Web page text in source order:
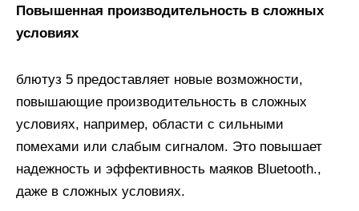
Повышенная производительность в сложных
условиях
блютуз 5 предоставляет новые возможности,
повышающие производительность в сложных
условиях, например, области с сильными
помехами или слабым сигналом. Это повышает
надежность и эффективность маяков Bluetooth.,
даже в сложных условиях.